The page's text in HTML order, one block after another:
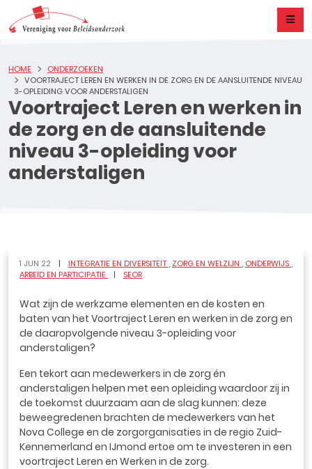
Voortraject Leren en werken in
de zorg en de aansluitende
niveau 3-opleiding voor
anderstaligen
HOME
ONDERZOEKEN
VOORTRAJECT LEREN EN WERKEN IN DE ZORG EN DE AANSLUITENDE NIVEAU
3-OPLEIDING VOOR ANDERSTALIGEN
1 JUN 22 INTEGRATIE EN DIVERSITEIT ZORG EN WELZIJN
ONDERWIJS
ARBEID EN PARTICIPATIE
SEOR
Wat zijn de werkzame elementen en de kosten en
baten van het Voortraject Leren en werken in de zorg en
de daaropvolgende niveau 3-opleiding voor
anderstaligen?
Een tekort aan medewerkers in de zorg én
anderstaligen helpen met een opleiding waardoor zij in
de toekomst duurzaam aan de slag kunnen: deze
beweegredenen brachten de medewerkers van het
Nova College en de zorgorganisaties in de regio Zuid-
Kennemerland en IJmond ertoe om te investeren in een
voortraject Leren en Werken in de zorg.